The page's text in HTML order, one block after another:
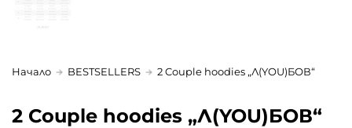
Начало BESTSELLERS 2 Couple hoodies „Л(YOU)БОВ“
2 Couple hoodies „Л(YOU)БОВ“